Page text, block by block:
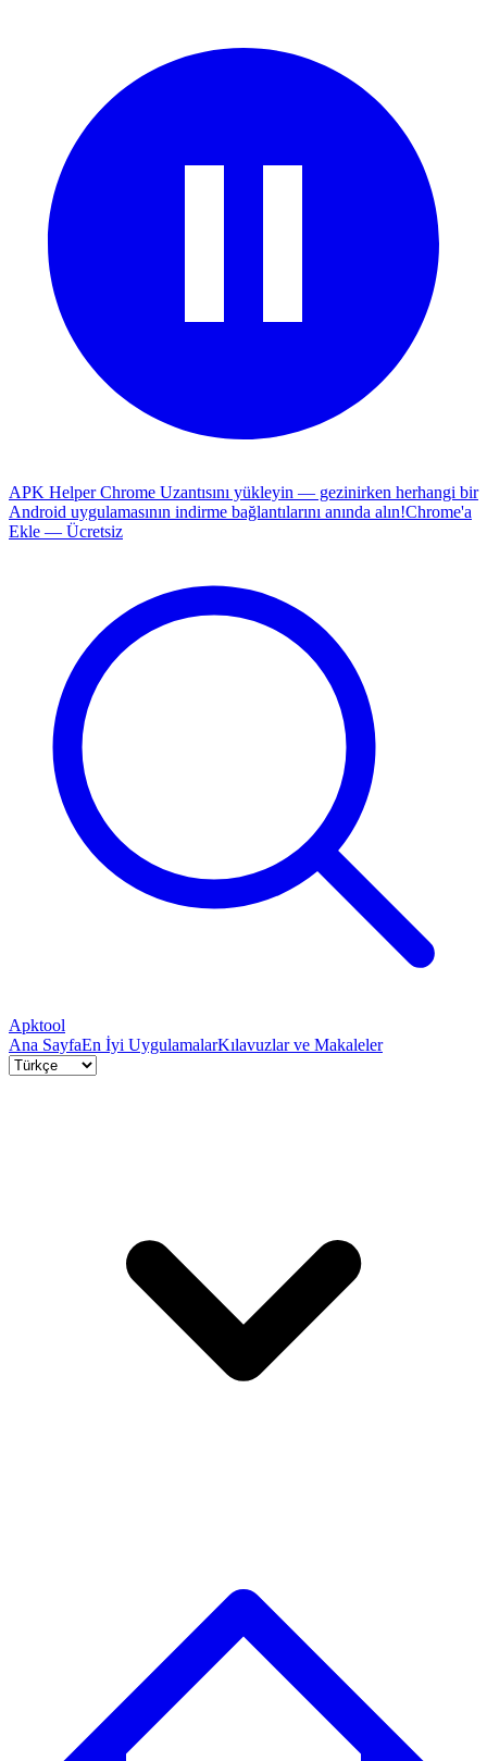
APK Helper Chrome Uzantısını yükleyin — gezinirken herhangi bir
Android uygulamasının indirme bağlantılarını anında alın!Chrome'a
Ekle — Ücretsiz
Apktool
Ana SayfaEn İyi UygulamalarKılavuzlar ve Makaleler